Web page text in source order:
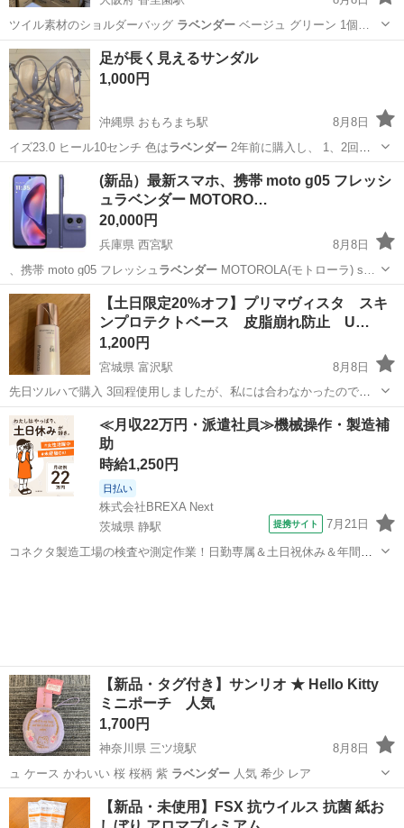
ツイル素材のショルダーバッグ ラベンダー ベージュ グリーン 1個…
大阪 寝屋川市 香里園駅 バッグ
足が長く見えるサンダル
1,000円
沖縄県 おもろまち駅
8月8日
イズ23.0 ヒール10センチ 色はラベンダー2年前に購入し、 1、2回短
時間使…
沖縄 おもろまち駅
(新品）最新スマホ、携帯 moto g05 フレッシ
ュラベンダー MOTORO…
20,000円
兵庫県 西宮駅
8月8日
、携帯 moto g05 フレッシュ ラベンダーMOTOROLA(モトローラ) s…
兵庫 西宮市 西宮駅
【土日限定20%オフ】プリマヴィスタ スキ
ンプロテクトベース 皮脂崩れ防止 U…
1,200円
宮城県 富沢駅
8月8日
先日ツルハで購入 3回程使用しましたが、私には合わなかったので出
品します。 お試し用にいかがでしょうか。 残量 容器含め43g程度 中
古品にご理解のある方のみお願いいたします。
宮城 仙台市 富沢駅 メイクアップ
≪月収22万円・派遣社員≫機械操作・製造補
助
時給1,250円
日払い
株式会社BREXA Next
茨城県 静駅
提携サイト 7月21日
コネクタ製造工場の検査や測定作業！日勤専属＆土日祝休み＆年間休
【新品・タグ付き】サンリオ ★ Hello Kitty
ミニポーチ 人気
1,700円
神奈川県 三ツ境駅
8月8日
ュ ケース かわいい 桜 桜柄 紫 ラベンダー人気 希少 レア
神奈川 横浜市 三ツ境駅 バッグ サンリオ
【新品・未使用】FSX 抗ウイルス 抗菌 紙お